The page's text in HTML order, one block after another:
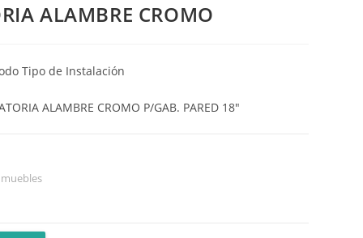
ALAMBRE CROMO
Tipo de Instalación
ALAMBRE CROMO P/GAB. PARED 18″